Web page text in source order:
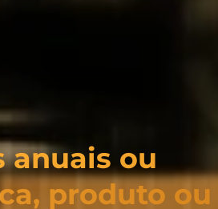
anuais ou
produto ou